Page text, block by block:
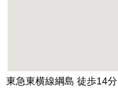
東急東横線綱島 徒歩14分